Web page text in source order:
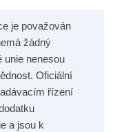
je považován
žádný
unie nenesou
Oficiální
řízení
a jsou k